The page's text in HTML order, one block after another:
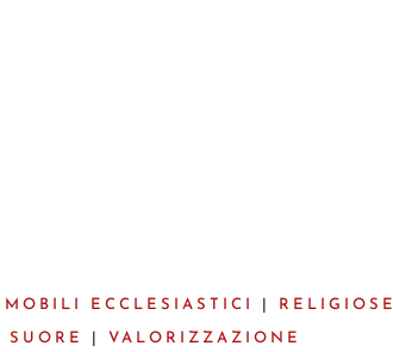
ECCLESIASTICI RELIGIOSE
SUORE VALORIZZAZIONE